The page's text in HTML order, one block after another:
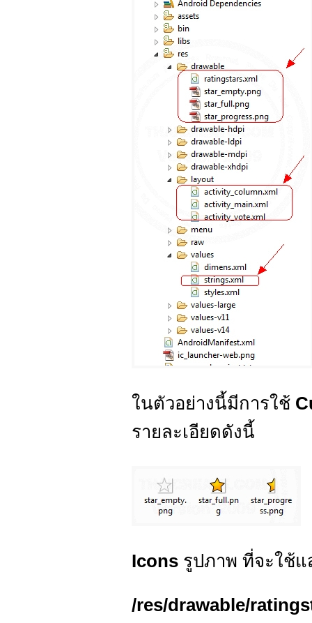
ในตัวอย่างนี้มีการใช้
รายละเอียดดังนี้
Icons รูปภาพ ที่จะใช้
/res/drawable/